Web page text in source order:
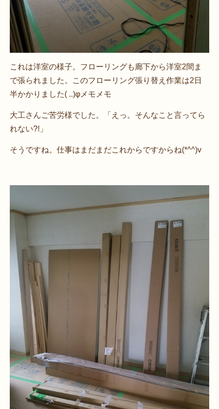
これは洋室の様子。フローリングも廊下から洋室2間ま
で張られました。このフローリング張り替え作業は2日
半かかりました( ..)φメモメモ
大工さんご苦労様でした。「えっ。そんなこと言ってら
れない?!」
そうですね。仕事はまだまだこれからですからね(*^^)v